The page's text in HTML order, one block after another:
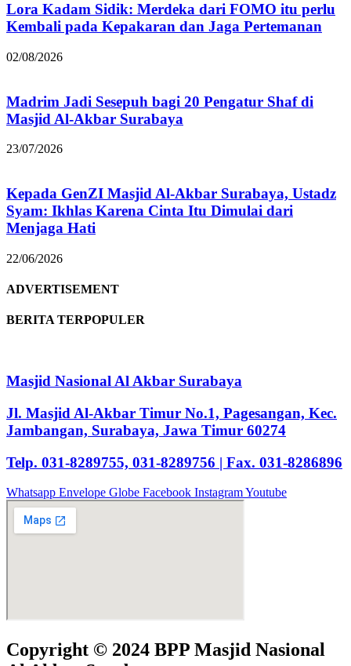
Lora Kadam Sidik: Merdeka dari FOMO itu perlu
Kembali pada Kepakaran dan Jaga Pertemanan
02/08/2026
Madrim Jadi Sesepuh bagi 20 Pengatur Shaf di
Masjid Al-Akbar Surabaya
23/07/2026
Kepada GenZI Masjid Al-Akbar Surabaya, Ustadz
Syam: Ikhlas Karena Cinta Itu Dimulai dari
Menjaga Hati
22/06/2026
ADVERTISEMENT
BERITA TERPOPULER
Masjid Nasional Al Akbar Surabaya
Jl. Masjid Al-Akbar Timur No.1, Pagesangan, Kec.
Jambangan, Surabaya, Jawa Timur 60274
Telp. 031-8289755, 031-8289756 | Fax. 031-8286896
Whatsapp Envelope Globe Facebook InstagramYoutube
Copyright © 2024 BPP Masjid Nasional